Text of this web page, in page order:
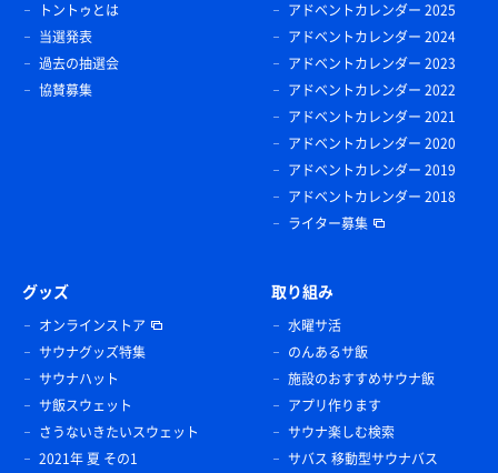
トントゥとは
当選発表
過去の抽選会
協賛募集
アドベントカレンダー 2025
アドベントカレンダー 2024
アドベントカレンダー 2023
アドベントカレンダー 2022
アドベントカレンダー 2021
アドベントカレンダー 2020
アドベントカレンダー 2019
アドベントカレンダー 2018
ライター募集
グッズ
オンラインストア
サウナグッズ特集
サウナハット
サ飯スウェット
さうないきたいスウェット
2021年 夏 その1
取り組み
水曜サ活
のんあるサ飯
施設のおすすめサウナ飯
アプリ作ります
サウナ楽しむ検索
サバス 移動型サウナバス